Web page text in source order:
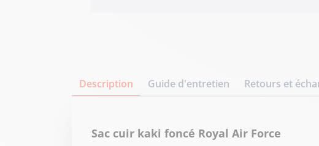
Description Guide d'entretien Retours et
Sac cuir kaki foncé Royal Air Force